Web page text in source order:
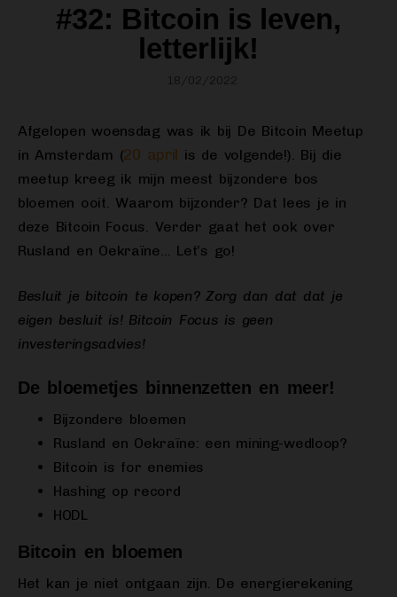
#32: Bitcoin is leven,
letterlijk!
18/02/2022
Afgelopen woensdag was ik bij De Bitcoin Meetup
in Amsterdam (20 april is de volgende!). Bij die
meetup kreeg ik mijn meest bijzondere bos
bloemen ooit. Waarom bijzonder? Dat lees je in
deze Bitcoin Focus. Verder gaat het ook over
Rusland en Oekraïne… Let’s go!
Besluit je bitcoin te kopen? Zorg dan dat dat je
eigen besluit is! Bitcoin Focus is geen
investeringsadvies!
De bloemetjes binnenzetten en meer!
Bijzondere bloemen
Rusland en Oekraïne: een mining-wedloop?
Bitcoin is for enemies
Hashing op record
HODL
Bitcoin en bloemen
Het kan je niet ontgaan zijn. De energierekening